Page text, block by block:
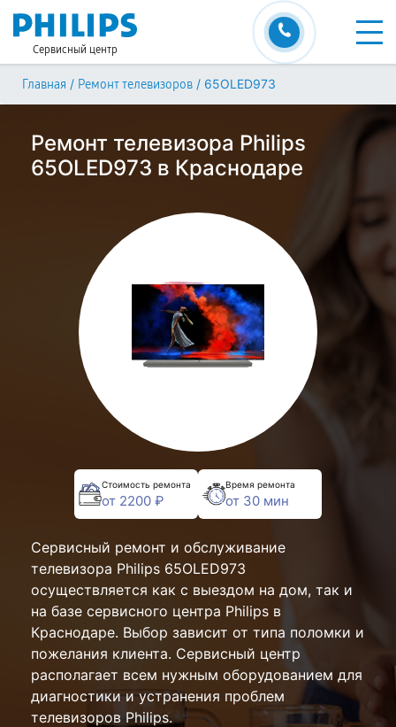
Сервисный центр
Главная / Ремонт телевизоров / 65OLED973
Ремонт телевизора Philips
65OLED973 в Краснодаре
Стоимость ремонта
от 2200 ₽
Время ремонта
от 30 мин
Сервисный ремонт и обслуживание
телевизора Philips 65OLED973
осуществляется как с выездом на дом, так и
на базе сервисного центра Philips в
Краснодаре. Выбор зависит от типа поломки и
пожелания клиента. Сервисный центр
располагает всем нужным оборудованием для
диагностики и устранения проблем
телевизоров Philips.